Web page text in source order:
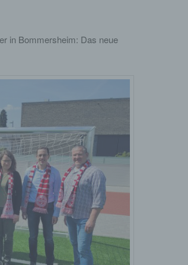
in Bommersheim: Das neue
diese personenbezogenen Daten verwendet
Aspekte, die sich auf eine natürliche
insbesondere, um Aspekte bezüglich
Verhalten, Aufenthaltsort oder Ortswechsel
Verarbeitung personenbezogener Daten in einer
Daten ohne Hinzuziehung
nicht mehr einer spezifischen betroffenen
können, sofern diese zusätzlichen
werden und technischen und
unterliegen, die gewährleisten, dass die
nicht einer identifizierten oder identifizierbaren
werden.
für die Verarbeitung Verantwortlicher